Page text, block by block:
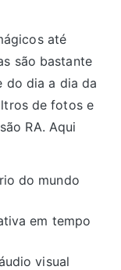
até
são bastante
do dia a dia da
de fotos e
RA. Aqui
do mundo
em tempo
visual